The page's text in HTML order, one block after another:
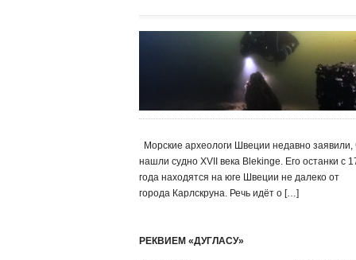
Морские археологи Швеции недавно заявили,
нашли судно XVII века Blekinge. Его останки с
года находятся на юге Швеции не далеко от
города Карлскруна. Речь идёт о […]
РЕКВИЕМ «ДУГЛАСУ»